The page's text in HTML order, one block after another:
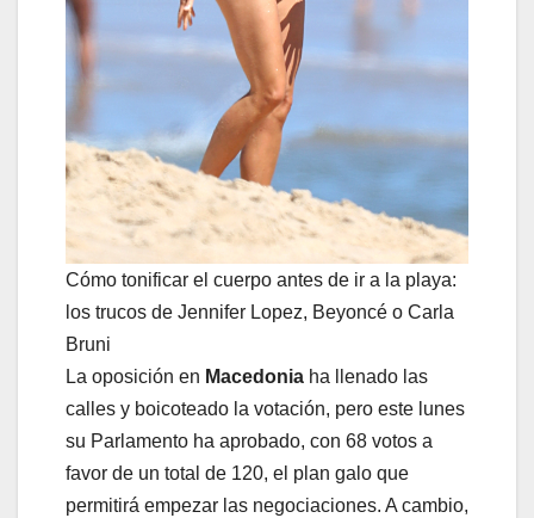
Cómo tonificar el cuerpo antes de ir a la playa:
los trucos de Jennifer Lopez, Beyoncé o Carla
Bruni
La oposición en Macedonia ha llenado las
calles y boicoteado la votación, pero este lunes
su Parlamento ha aprobado, con 68 votos a
favor de un total de 120, el plan galo que
permitirá empezar las negociaciones. A cambio,